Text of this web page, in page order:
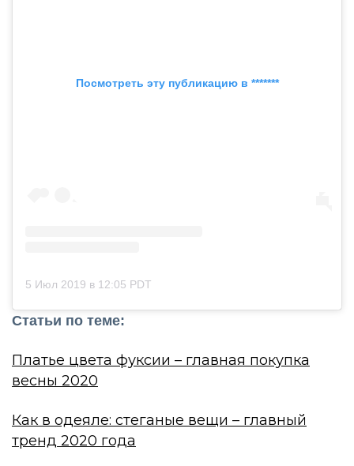
Посмотреть эту публикацию в *******
5 Июл 2019 в 12:05 PDT
Статьи по теме:
Платье цвета фуксии – главная покупка
весны 2020
Как в одеяле: стеганые вещи – главный
тренд 2020 года